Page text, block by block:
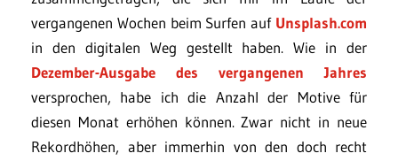
vergangenen Wochen beim Surfen auf Unsplash.com
in den digitalen Weg gestellt haben. Wie in der
Dezember-Ausgabe des vergangenen Jahres
versprochen, habe ich die Anzahl der Motive für
diesen Monat erhöhen können. Zwar nicht in neue
Rekordhöhen, aber immerhin von den doch recht